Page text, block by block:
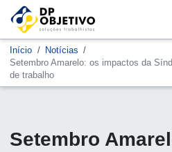
Início
Notícias
Setembro Amarelo: os impactos da
de trabalho
Setembro